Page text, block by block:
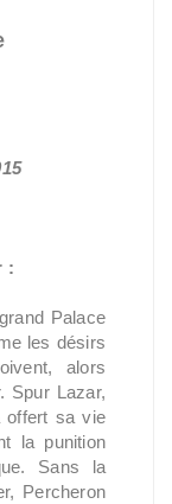
:
Palace
les désirs
alors
Spur Lazar,
offert sa vie
la punition
Sans la
Percheron